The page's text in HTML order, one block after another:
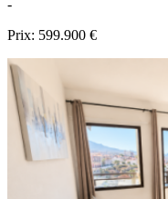
-
Prix: 599.900 €